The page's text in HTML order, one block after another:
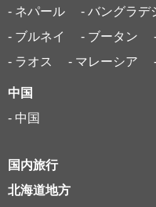
- ネパール
- バングラデ
- ブルネイ
- ブータン
- ラオス
- マレーシア
中国
- 中国
国内旅行
北海道地方